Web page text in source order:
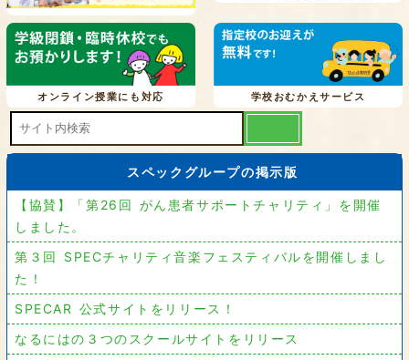
オンライン授業にも対応 学校おむかえサービス
スペックグループの掲示版
【協賛】「第26回 がん患者サポートチャリティ」を開催
しました。
第３回 SPECチャリティ音楽フェスティバルを開催しまし
た！
SPECAR 公式サイトをリリース！
なるにはの３つのスクールサイトをリリース